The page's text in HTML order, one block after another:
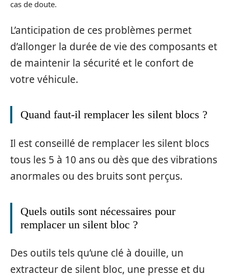
cas de doute.
L’anticipation de ces problèmes permet
d’allonger la durée de vie des composants et
de maintenir la sécurité et le confort de
votre véhicule.
Quand faut-il remplacer les silent blocs ?
Il est conseillé de remplacer les silent blocs
tous les 5 à 10 ans ou dès que des vibrations
anormales ou des bruits sont perçus.
Quels outils sont nécessaires pour
remplacer un silent bloc ?
Des outils tels qu’une clé à douille, un
extracteur de silent bloc, une presse et du